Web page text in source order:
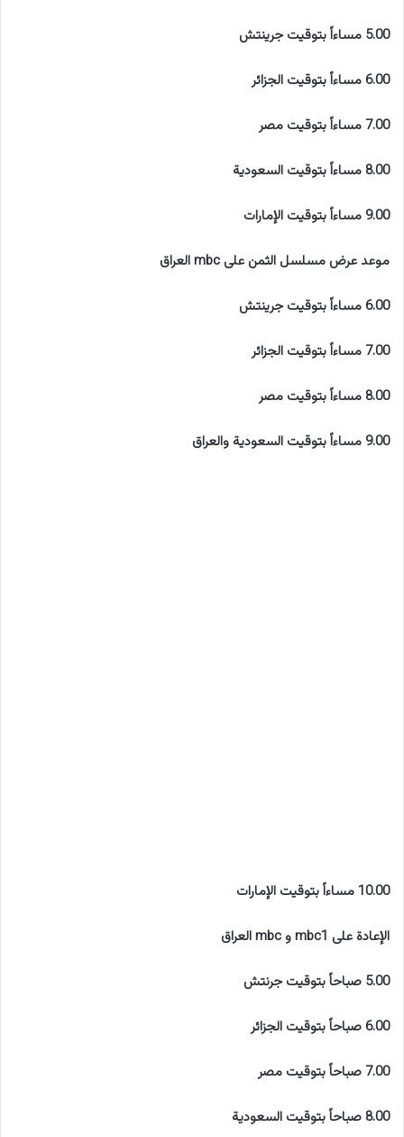
5.00 مساءاً بتوقيت جرينتش
6.00 مساءاً بتوقيت الجزائر
7.00 مساءاً بتوقيت مصر
8.00 مساءاً بتوقيت السعودية
9.00 مساءاً بتوقيت الإمارات
موعد عرض مسلسل الثمن على mbc العراق
6.00 مساءاً بتوقيت جرينتش
7.00 مساءاً بتوقيت الجزائر
8.00 مساءاً بتوقيت مصر
9.00 مساءاً بتوقيت السعودية والعراق
10.00 مساءاً بتوقيت الإمارات
الإعادة على mbc1 و mbc العراق
5.00 صباحاً بتوقيت جرنتش
6.00 صباحاً بتوقيت الجزائر
7.00 صباحاً بتوقيت مصر
8.00 صباحاً بتوقيت السعودية